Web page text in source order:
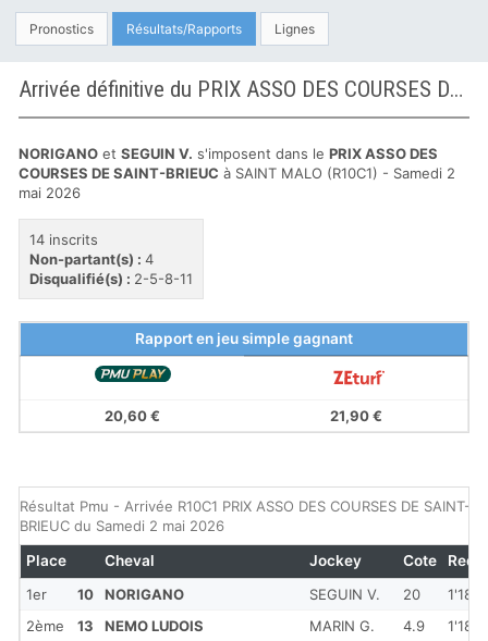
Pronostics Résultats/Rapports Lignes
Arrivée définitive du PRIX ASSO DES COURSES DE SAINT-BRIEUC à SAINT MALO
NORIGANO et SEGUIN V. s'imposent dans le PRIX ASSO DES
COURSES DE SAINT-BRIEUC à SAINT MALO (R10C1) - Samedi 2
mai 2026
14 inscrits
Non-partant(s) : 4
Disqualifié(s) : 2-5-8-11
Rapport en jeu simple gagnant
20,60 € 21,90 €
Résultat Pmu - Arrivée R10C1 PRIX ASSO DES COURSES DE SAINT-
BRIEUC du Samedi 2 mai 2026
1er 10 NORIGANO SEGUIN V. 20
2ème
13 NEMO LUDOIS MARIN G. 4.9
Place Cheval Jockey Cote